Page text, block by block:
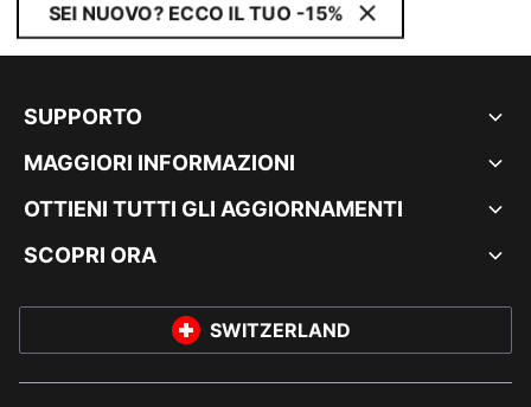
SEI NUOVO? ECCO IL TUO -15%
SUPPORTO
MAGGIORI INFORMAZIONI
OTTIENI TUTTI GLI AGGIORNAMENTI
SCOPRI ORA
SWITZERLAND